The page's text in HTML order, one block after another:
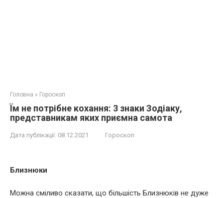
Головна » Гороскоп
Їм не потрібне кохання: 3 знаки Зодіаку,
представникам яких приємна самота
Дата публікації: 08.12.2021 Гороскоп
Близнюки
Можна сміливо сказати, що більшість Близнюків не дуже